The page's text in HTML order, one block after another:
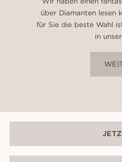
über Diamanten lesen
für Sie die beste Wahl
in